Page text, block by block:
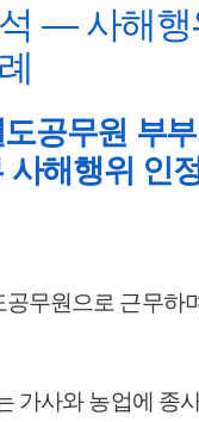
— 사해행
공무원 부
해행위 인
공무원으로 근무하
가사와 농업에 종